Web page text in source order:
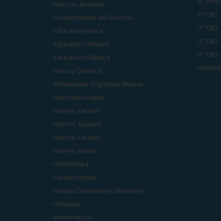
- Ciencias Sociales
- Conocimiento del Entorno
- Educación Física
- Educación Musical
- Educación Plástica
- Física y Química
- Habilidades Cognitivas Básicas
- Historias Sociales
- Idioma: Catalán
- Idioma: Euskera
- Idioma: Gallego
- Idioma: Inglés
- Informática
- Lectoescritura
- Lengua Castellana y Literatura
- Lenguaje
- Matemáticas
- 1º ESO
- 2º ESO
- 3º ESO
- 4º ESO
-